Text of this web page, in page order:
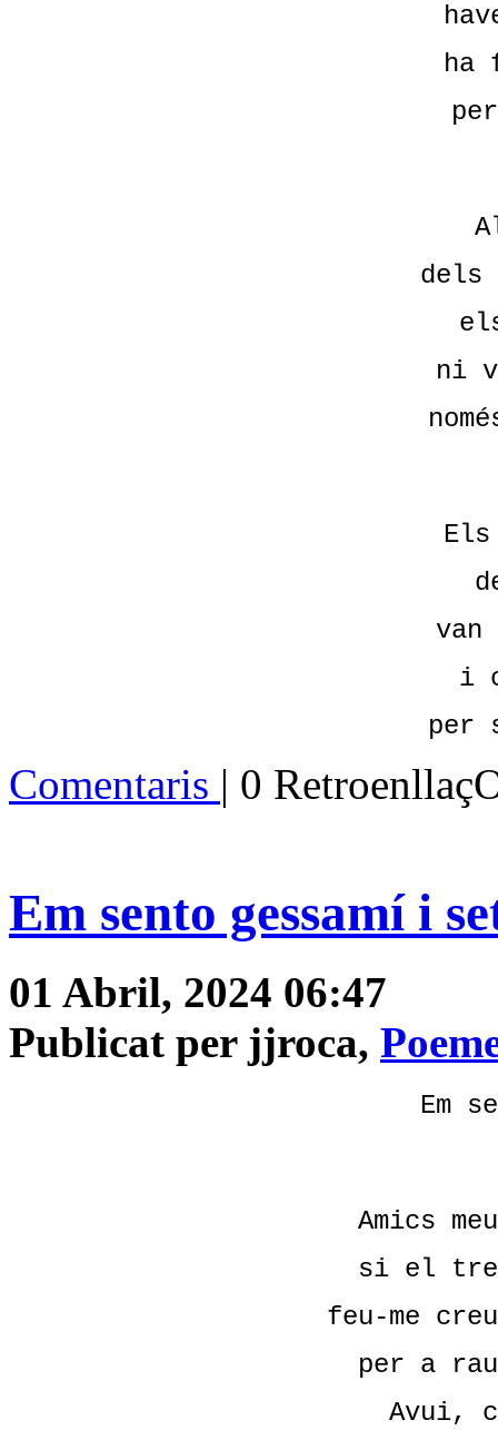
ha
dels
ni
Els
van
i
per
Comentaris | 0
Em sento gessamí i
01 Abril, 2024 06:47
Publicat per jjroca,
Em
Amics
si el
feu-me
per a
Avui,